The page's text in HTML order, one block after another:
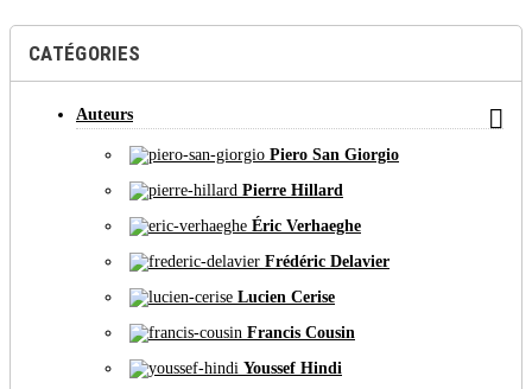
CATÉGORIES
Auteurs 
Piero San Giorgio
Pierre Hillard
Éric Verhaeghe
Frédéric Delavier
Lucien Cerise
Francis Cousin
Youssef Hindi